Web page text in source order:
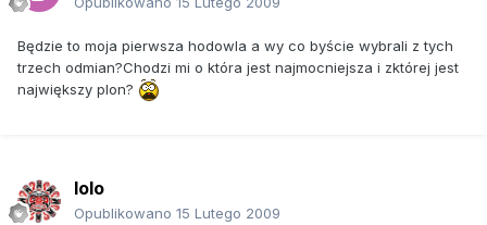
Będzie to moja pierwsza hodowla a wy co byście wybrali z tych
trzech odmian?Chodzi mi o która jest najmocniejsza i zktórej jest
największy plon?
lolo
Opublikowano 15 Lutego 2009